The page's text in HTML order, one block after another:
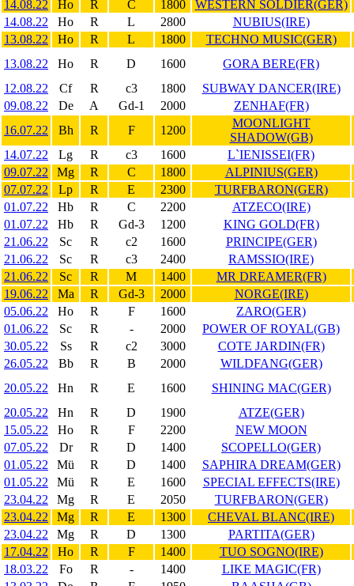
14.08.22
Ho R C 1800
WESTERN SOLDIER(GER)
14.08.22
Ho R L 2800
NUBIUS(IRE)
13.08.22
Ho R L 1800
TECHNO MUSIC(GER)
13.08.22
Ho R D 1600
GORA BERE(FR)
12.08.22
Cf R c3 1800
SUBWAY DANCER(IRE)
09.08.22
De A Gd-1 2000
ZENHAF(FR)
16.07.22
Bh R F 1200
MOONLIGHT
SHADOW(GB)
14.07.22
Lg R c3 1600
L`IENISSEI(FR)
09.07.22
Mg R C 1800
ALPINIUS(GER)
07.07.22
Lp R E 2300
TURFBARON(GER)
01.07.22
Hb R C 2200
ATZECO(IRE)
01.07.22
Hb R Gd-3 1200
KING GOLD(FR)
21.06.22
Sc R c2 1600
PRINCIPE(GER)
21.06.22
Sc R c3 2400
RAMSSIO(IRE)
21.06.22
Sc R M 1400
MR DREAMER(FR)
19.06.22
Ma R Gd-3 2000
NORGE(IRE)
05.06.22
Ho R F 1600
ZARO(GER)
01.06.22
Sc R - 2000
POWER OF ROYAL(GB)
30.05.22
Ss R c2 3000
COTE JARDIN(FR)
26.05.22
Bb R B 2000
WILDFANG(GER)
20.05.22
Hn R E 1600
SHINING MAC(GER)
20.05.22
Hn R D 1900
ATZE(GER)
15.05.22
Ho R F 2200
NEW MOON
07.05.22
Dr R D 1400
SCOPELLO(GER)
01.05.22
Mü R D 1400
SAPHIRA DREAM(GER)
01.05.22
Mü R E 1600
SPECIAL EFFECTS(IRE)
23.04.22
Mg R E 2050
TURFBARON(GER)
23.04.22
Mg R E 1300
CHEVAL BLANC(IRE)
23.04.22
Mg R D 1300
PARTITA(GER)
17.04.22
Ho R F 1400
TUO SOGNO(IRE)
18.03.22
Fo R - 1400
LIKE MAGIC(FR)